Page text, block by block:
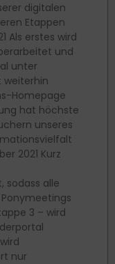
digitalen
Etappen
Als erstes wird
und
unter
Homepage
hat höchste
unseres
2021 Kurz
sodass alle
3 – wird
nur